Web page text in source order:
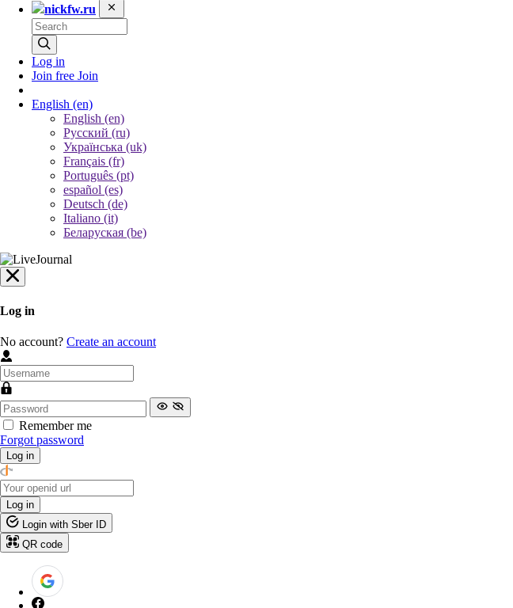
nickfw.ru
Log in
Join free Join
English (en)
English (en)
Русский (ru)
Українська (uk)
Français (fr)
Português (pt)
español (es)
Deutsch (de)
Italiano (it)
Беларуская (be)
Log in
No account? Create an account
Remember me
Forgot password
Log in
Log in
Login with Sber ID
QR code